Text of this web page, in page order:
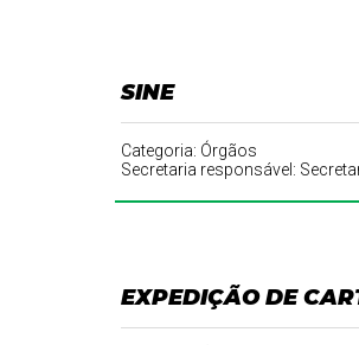
SINE
Categoria: Órgãos
Secretaria responsável:
EXPEDIÇÃO DE